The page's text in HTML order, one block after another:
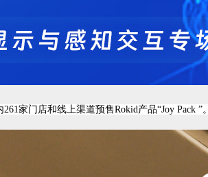
家门店和线上渠道预售Rokid产品“Joy Pack ”。